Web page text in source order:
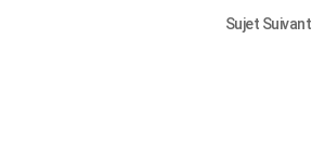
Sujet Suivant